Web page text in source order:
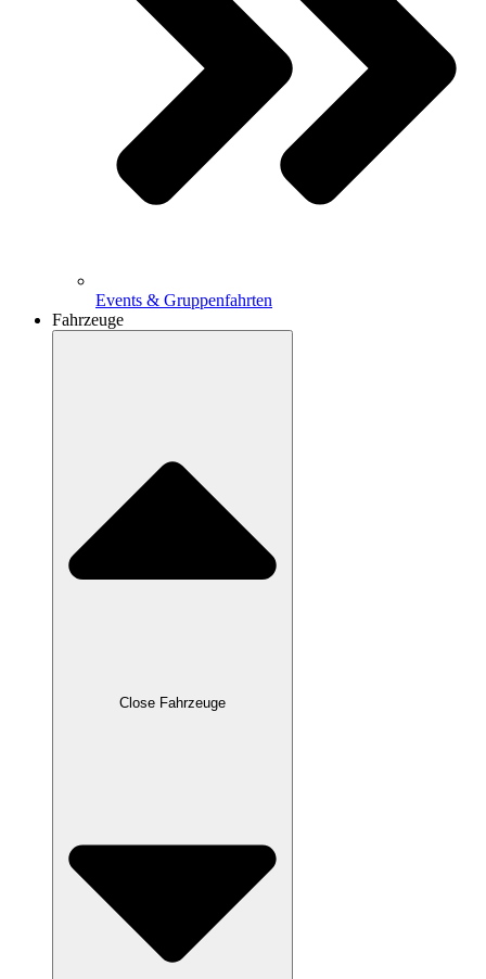
Events & Gruppenfahrten
Fahrzeuge
Close Fahrzeuge